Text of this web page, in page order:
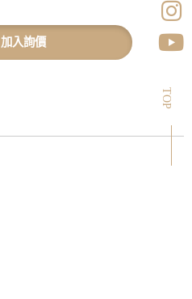
加入詢價
TOP